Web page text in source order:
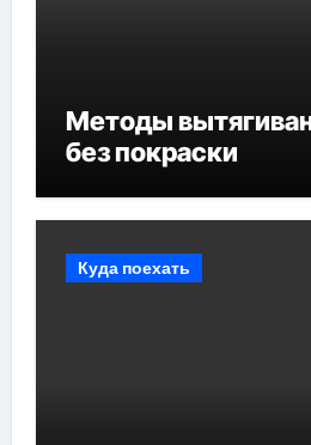
Методы
без покраски
Куда поехать